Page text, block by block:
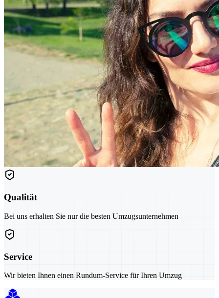
Qualität
Bei uns erhalten Sie nur die besten Umzugsunternehmen
Service
Wir bieten Ihnen einen Rundum-Service für Ihren Umzug